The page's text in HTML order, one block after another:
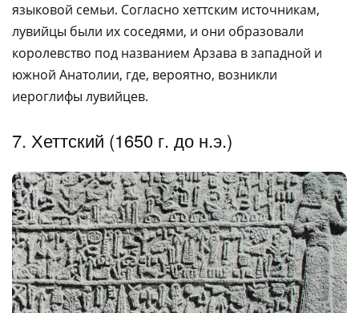
языковой семьи. Согласно хеттским источникам,
лувийцы были их соседями, и они образовали
королевство под названием Арзава в западной и
южной Анатолии, где, вероятно, возникли
иероглифы лувийцев.
7. Хеттский (1650 г. до н.э.)